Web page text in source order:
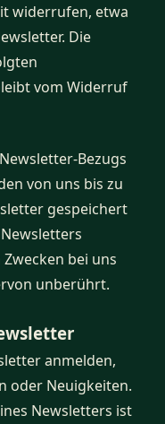
widerrufen, etwa
Die
vom Widerruf
Bezugs
von uns bis zu
gespeichert
bei uns
unberührt.
anmelden,
oder Neuigkeiten.
Newsletters ist